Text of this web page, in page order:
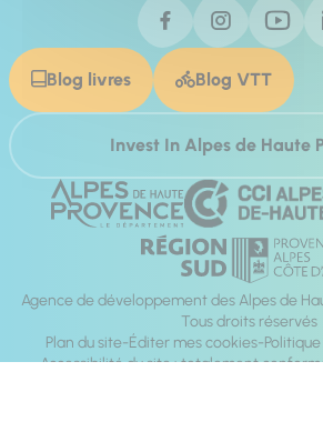
Blog livres Blog VTT
Invest In Alpes de Haute
Agence de développement des Alpes de
Tous droits réservés
Plan du site Éditer mes cookies
Accessibilité du site : totalement